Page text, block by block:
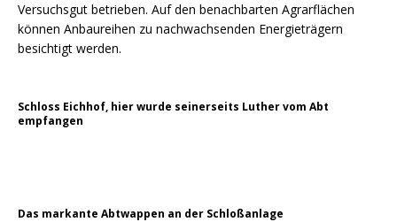
Versuchsgut betrieben. Auf den benachbarten Agrarflächen
können Anbaureihen zu nachwachsenden Energieträgern
besichtigt werden.
Schloss Eichhof, hier wurde seinerseits Luther vom Abt
empfangen
Das markante Abtwappen an der Schloßanlage